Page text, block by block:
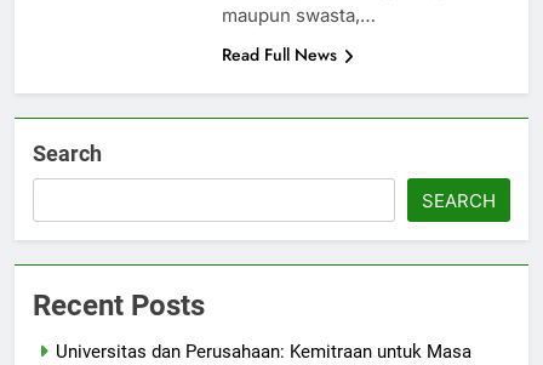
maupun swasta,…
Read Full News
Search
SEARCH
Recent Posts
Universitas dan Perusahaan: Kemitraan untuk Masa